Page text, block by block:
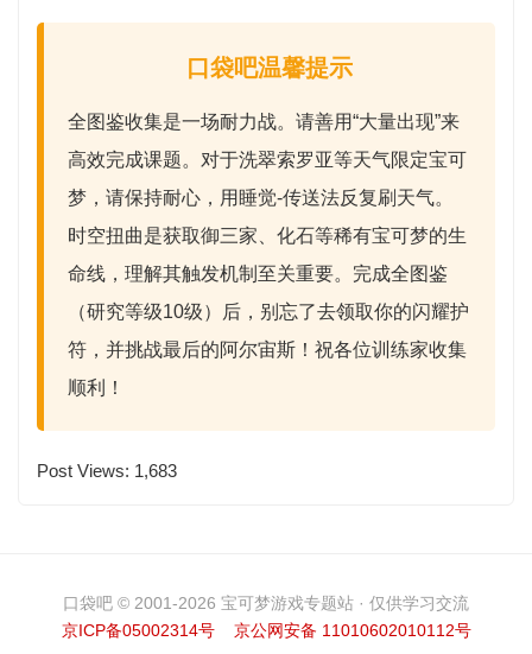
口袋吧温馨提示
全图鉴收集是一场耐力战。请善用“大量出现”来
高效完成课题。对于洗翠索罗亚等天气限定宝可
梦，请保持耐心，用睡觉-传送法反复刷天气。
时空扭曲是获取御三家、化石等稀有宝可梦的生
命线，理解其触发机制至关重要。完成全图鉴
（研究等级10级）后，别忘了去领取你的闪耀护
符 ，并挑战最后的阿尔宙斯！祝各位训练家收集
顺利！
Post Views: 1,683
口袋吧 © 2001-2026 宝可梦游戏专题站 · 仅供学习交流
京ICP备05002314号
京公网安备 11010602010112号